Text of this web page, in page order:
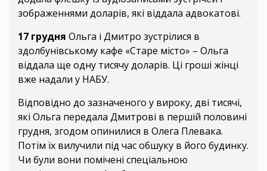
зображеннями доларів, які віддала адвокатові.
17 грудня Ольга і Дмитро зустрілися в
здолбунівському кафе «Старе місто» – Ольга
віддала ще одну тисячу доларів. Ці гроші жінці
вже надали у НАБУ.
Відповідно до зазначеного у вироку, дві тисячі,
які Ольга передала Дмитрові в першій половині
грудня, згодом опинилися в Олега Плевака.
Потім їх вилучили під час обшуку в його будинку.
Чи були вони помічені спеціальною